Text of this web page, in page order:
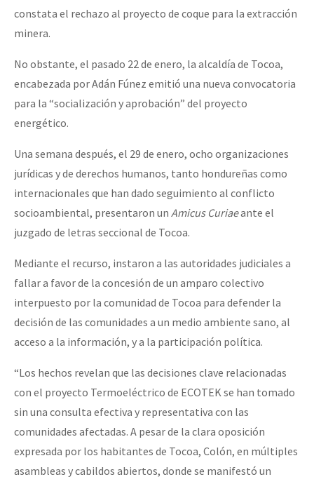
constata el rechazo al proyecto de coque para la extracción
minera.
No obstante, el pasado 22 de enero, la alcaldía de Tocoa,
encabezada por Adán Fúnez emitió una nueva convocatoria
para la “socialización y aprobación” del proyecto
energético.
Una semana después, el 29 de enero, ocho organizaciones
jurídicas y de derechos humanos, tanto hondureñas como
internacionales que han dado seguimiento al conflicto
socioambiental, presentaron un Amicus Curiaeante el
juzgado de letras seccional de Tocoa.
Mediante el recurso, instaron a las autoridades judiciales a
fallar a favor de la concesión de un amparo colectivo
interpuesto por la comunidad de Tocoa para defender la
decisión de las comunidades a un medio ambiente sano, al
acceso a la información, y a la participación política.
“Los hechos revelan que las decisiones clave relacionadas
con el proyecto Termoeléctrico de ECOTEK se han tomado
sin una consulta efectiva y representativa con las
comunidades afectadas. A pesar de la clara oposición
expresada por los habitantes de Tocoa, Colón, en múltiples
asambleas y cabildos abiertos, donde se manifestó un